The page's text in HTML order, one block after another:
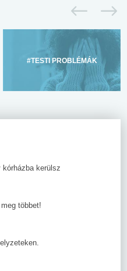
#TESTI PROBLÉMÁK
kórházba kerülsz
többet!